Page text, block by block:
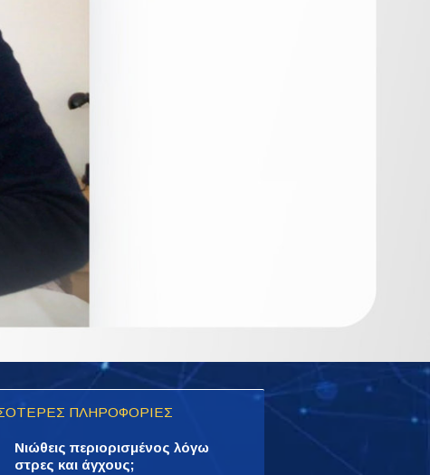
ΠΛΗΡΟΦΟΡΙΕΣ
Νιώθεις περιορισμένος λόγω
στρες και άγχους;